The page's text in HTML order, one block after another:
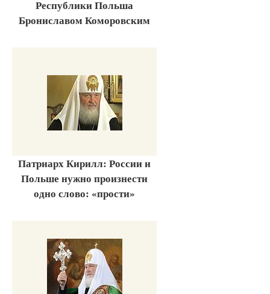
Республики Польша
Брониславом Коморовским
Патриарх Кирилл: России и
Польше нужно произнести
одно слово: «прости»